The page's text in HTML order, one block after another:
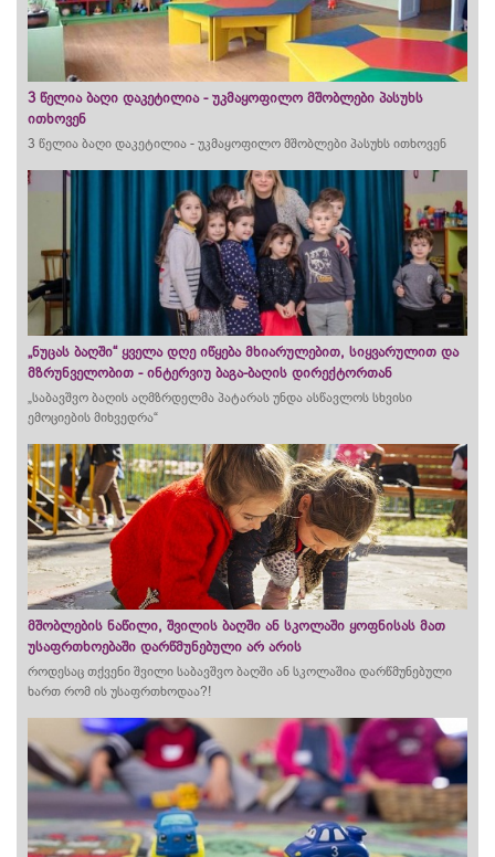
3 წელია ბაღი დაკეტილია - უკმაყოფილო მშობლები პასუხს
ითხოვენ
3 წელია ბაღი დაკეტილია - უკმაყოფილო მშობლები პასუხს ითხოვენ
„ნუცას ბაღში“ ყველა დღე იწყება მხიარულებით, სიყვარულით და
მზრუნველობით - ინტერვიუ ბაგა-ბაღის დირექტორთან
„საბავშვო ბაღის აღმზრდელმა პატარას უნდა ასწავლოს სხვისი
ემოციების მიხვედრა“
მშობლების ნაწილი, შვილის ბაღში ან სკოლაში ყოფნისას მათ
უსაფრთხოებაში დარწმუნებული არ არის
როდესაც თქვენი შვილი საბავშვო ბაღში ან სკოლაშია დარწმუნებული
ხართ რომ ის უსაფრთხოდაა?!